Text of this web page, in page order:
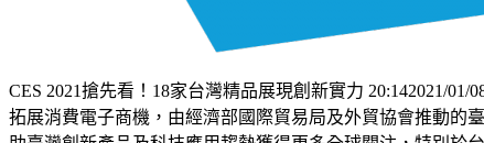
CES 2021搶先看！18家台灣精品展現創新實力 20:142021/
拓展消費電子商機，由經濟部國際貿易局及外貿協會推動的